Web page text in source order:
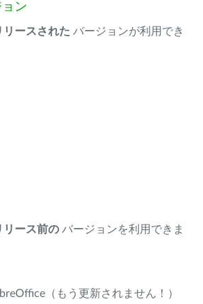
ン
リースされた バージョンが利用でき
リース前の バージョンを利用できま
（もう更新されません！）